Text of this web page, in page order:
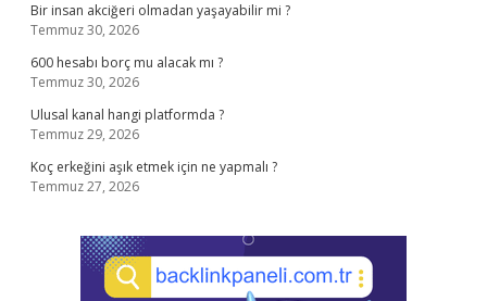
Bir insan akciğeri olmadan yaşayabilir mi ?
Temmuz 30, 2026
600 hesabı borç mu alacak mı ?
Temmuz 30, 2026
Ulusal kanal hangi platformda ?
Temmuz 29, 2026
Koç erkeğini aşık etmek için ne yapmalı ?
Temmuz 27, 2026